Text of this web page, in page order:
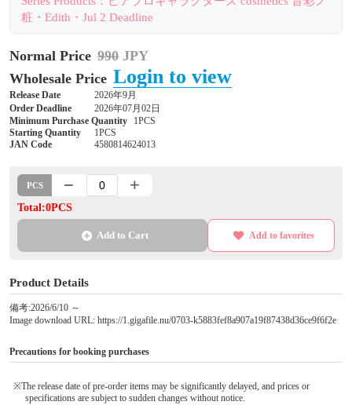
粧・Edith・Jul 2 Deadline
Normal Price 990 JPY
Wholesale Price Login to view
Release Date
2026年9月
Order Deadline
2026年07月02日
Minimum Purchase Quantity
1PCS
Starting Quantity
1PCS
JAN Code
4580814624013
PCS
Total:0PCS
Add to Cart Add to favorites
Product Details
備考:2026/6/10 ～
Image download URL: https://1.gigafile.nu/0703-k5883fef8a907a19f87438d36ce9f6f2e
Precautions for booking purchases
※The release date of pre-order items may be significantly delayed, and prices or
specifications are subject to sudden changes without notice.